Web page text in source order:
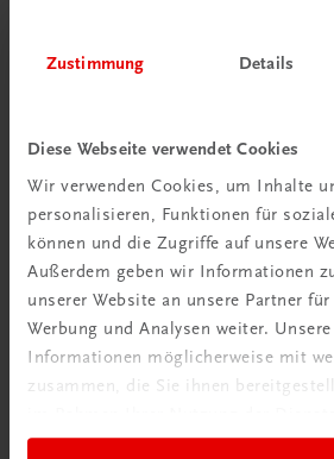
Zustimmung Details
Diese Webseite verwendet Cookies
Wir verwenden Cookies, um Inhalte
personalisieren, Funktionen für
können und die Zugriffe auf unsere
Außerdem geben wir Informationen
unserer Website an unsere Partner
Werbung und Analysen weiter.
Informationen möglicherweise mit
zusammen, die Sie ihnen
Schon entdeckt?
Ratgeber Schulpraxis
Mehr dazu